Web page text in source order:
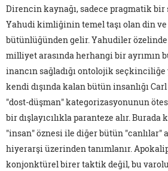
Direncin kaynağı, sadece pragmatik bir
Yahudi kimliğinin temel taşı olan din
bütünlüğünden gelir. Yahudiler
milliyet arasında herhangi bir ayrımın
inancın sağladığı ontolojik
kendi dışında kalan bütün insanlığı
"dost-düşman" kategorizasyonunun
bir dışlayıcılıkla paranteze alır.
"insan" öznesi ile diğer bütün "canlılar"
hiyerarşi üzerinden tanımlanır.
konjonktürel birer taktik değil, bu